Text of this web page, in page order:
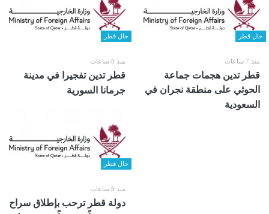
حال قطر
منذ 7 ساعات
قطر تدين هجمات جماعة
الحوثي على منطقة نجران في
السعودية
حال قطر
منذ 8 ساعات
قطر تدين تفجيرا في مدينة
جرمانا السورية
حال قطر
منذ 8 ساعات
دولة قطر ترحب بإطلاق سراح